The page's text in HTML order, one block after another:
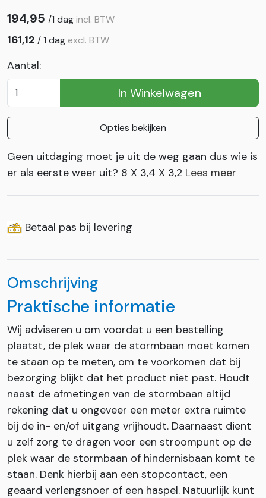
194,95 /1 dagincl. BTW
161,12 /1 dag excl. BTW
Aantal:
In Winkelwagen
Opties bekijken
Geen uitdaging moet je uit de weg gaan dus wie is
er als eerste weer uit? 8 X 3,4 X 3,2 Lees meer
Betaal pas bij levering
Omschrijving
Praktische informatie
Wij adviseren u om voordat u een bestelling
plaatst, de plek waar de stormbaan moet komen
te staan op te meten, om te voorkomen dat bij
bezorging blijkt dat het product niet past. Houdt
naast de afmetingen van de stormbaan altijd
rekening dat u ongeveer een meter extra ruimte
bij de in- en/of uitgang vrijhoudt. Daarnaast dient
u zelf zorg te dragen voor een stroompunt op de
plek waar de stormbaan of hindernisbaan komt te
staan. Denk hierbij aan een stopcontact, een
geaard verlengsnoer of een haspel. Natuurlijk kunt